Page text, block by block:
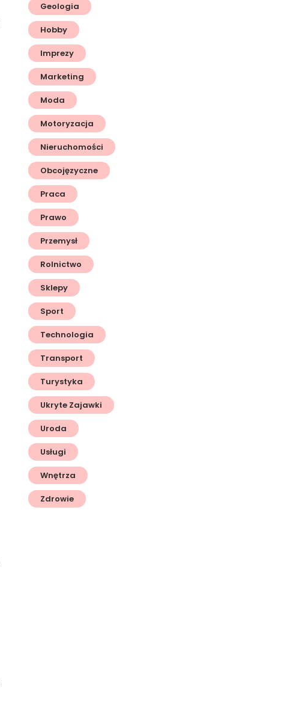
Geologia
Hobby
Imprezy
Marketing
Moda
Motoryzacja
Nieruchomości
Obcojęzyczne
Praca
Prawo
Przemysł
Rolnictwo
Sklepy
Sport
Technologia
Transport
Turystyka
Ukryte Zajawki
Uroda
Usługi
Wnętrza
Zdrowie